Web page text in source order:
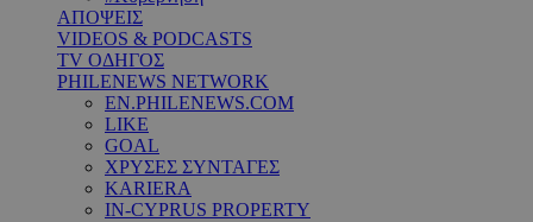
ΑΠΟΨΕΙΣ
VIDEOS & PODCASTS
TV ΟΔΗΓΟΣ
PHILENEWS NETWORK
EN.PHILENEWS.COM
LIKE
GOAL
ΧΡΥΣΕΣ ΣΥΝΤΑΓΕΣ
KARIERA
IN-CYPRUS PROPERTY